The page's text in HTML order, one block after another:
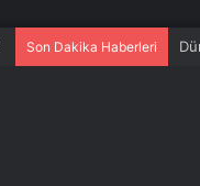
Son Dakika Haberleri